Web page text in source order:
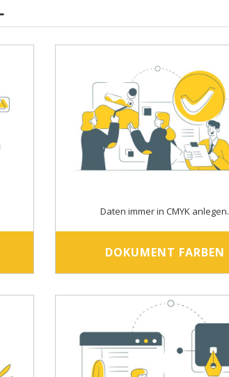
Daten immer in CMYK anlegen.
DOKUMENT FARBEN